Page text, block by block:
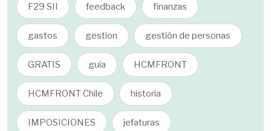
F29 SII feedback finanzas
gastos gestion gestión de personas
GRATIS guia HCMFRONT
HCMFRONT Chile historia
IMPOSICIONES jefaturas